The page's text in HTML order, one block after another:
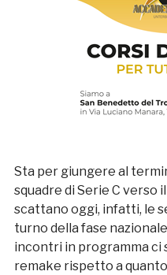
Sta per giungere al
squadre di Serie C verso
scattano oggi, infatti, le
turno della fase
incontri in programma ci
remake rispetto a